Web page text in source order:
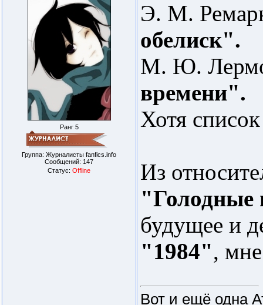
Ранг 5
Группа: Журналисты fanfics.info
Сообщений: 147
Статус: Offline
Э. М.
обелиск".
М. Ю.
времени".
Хотя
Из
будущее и
"1984",
Вот и ещё одна